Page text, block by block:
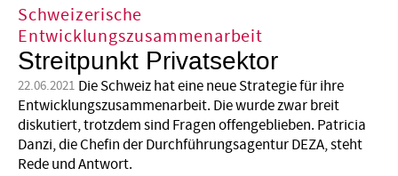
Schweizerische
Entwicklungszusammenarbeit
Streitpunkt Privatsektor
22.06.2021 Die Schweiz hat eine neue Strategie für ihre
Entwicklungszusammenarbeit. Die wurde zwar breit
diskutiert, trotzdem sind Fragen offengeblieben. Patricia
Danzi, die Chefin der Durchführungsagentur DEZA, steht
Rede und Antwort.